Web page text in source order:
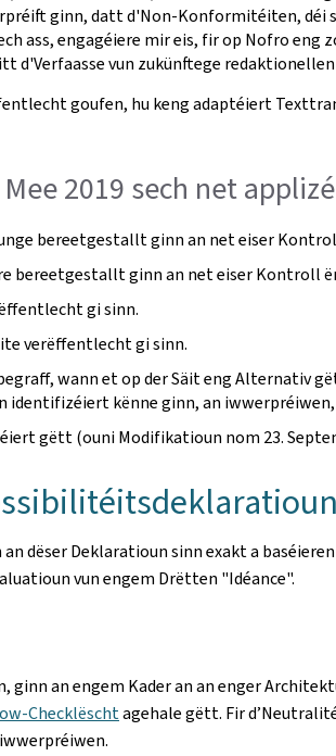
ginn, datt d'Non-Konformitéiten,
engagéiere mir eis, fir op Nofro eng
d'Verfaasse vun zukünftege
goufen, hu keng adaptéiert
2019 sech net
bereetgestallt ginn an net eiser
bereetgestallt ginn an net eiser Kontroll
gi sinn.
verëffentlecht gi sinn.
wann et op der Säit eng Alternativ
identifizéiert kënne ginn, an
gëtt (ouni Modifikatioun nom 23.
dëser Deklaratioun sinn exakt a
vun engem Drëtten "Idéance".
an engem Kader an an enger
Checklëschtagehale gëtt. Fir